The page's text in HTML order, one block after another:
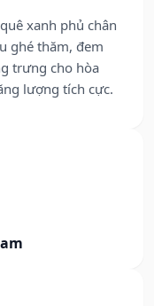
xanh phủ chân
ghé thăm, đem
trưng cho hòa
lượng tích cực.